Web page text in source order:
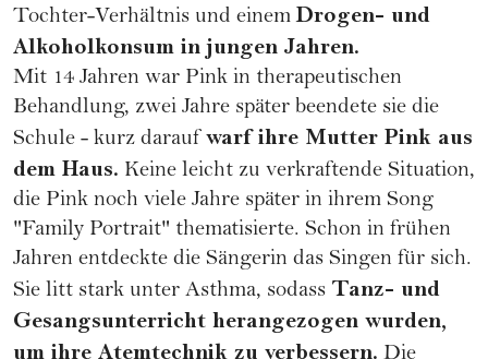
Tochter-Verhältnis und einemDrogen- und
Alkoholkonsum in jungen Jahren.
Mit 14 Jahren war Pink in therapeutischen
Behandlung, zwei Jahre später beendete sie die
Schule - kurz darauf warf ihre Mutter Pink aus
dem Haus. Keine leicht zu verkraftende Situation,
die Pink noch viele Jahre später in ihrem Song
"Family Portrait" thematisierte. Schon in frühen
Jahren entdeckte die Sängerin das Singen für sich.
Sie litt stark unter Asthma, sodass Tanz- und
Gesangsunterricht herangezogen wurden,
um ihre Atemtechnik zu verbessern.